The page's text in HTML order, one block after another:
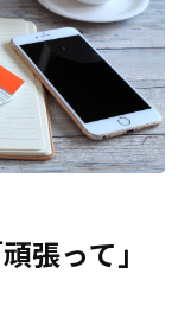
張って」